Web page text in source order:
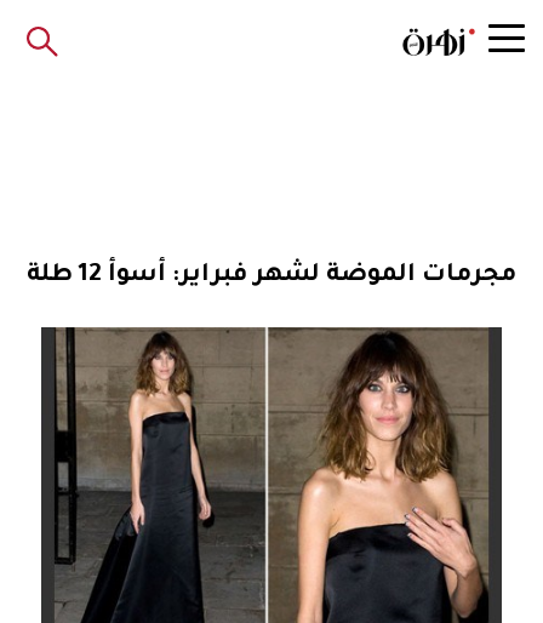
مجرمات الموضة لشهر فبراير: أسوأ 12 طلة